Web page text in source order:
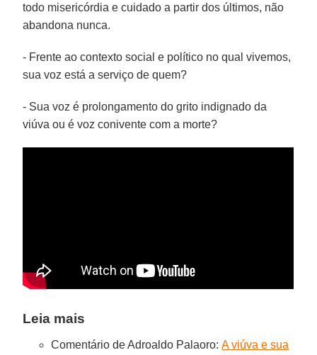
todo misericórdia e cuidado a partir dos últimos, não
abandona nunca.
- Frente ao contexto social e político no qual vivemos,
sua voz está a serviço de quem?
- Sua voz é prolongamento do grito indignado da
viúva ou é voz conivente com a morte?
Leia mais
Comentário de Adroaldo Palaoro:A viúva e sua